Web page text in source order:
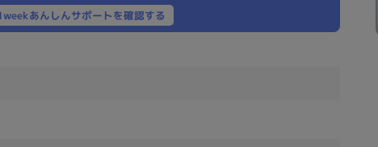
あんしんサポートを確認する
メーカー